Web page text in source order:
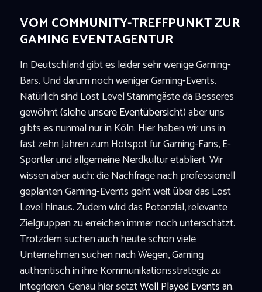
VOM COMMUNITY-TREFFPUNKT ZUR
GAMING EVENTAGENTUR
In Deutschland gibt es leider sehr wenige Gaming-
Bars. Und darum noch weniger Gaming-Events.
Natürlich sind Lost Level Stammgäste da Besseres
gewöhnt (siehe unsere Eventübersicht) aber uns
gibts es nunmal nur in Köln. Hier haben wir uns in
fast zehn Jahrenzum Hotspot für Gaming-Fans, E-
Sportler und allgemeine Nerdkultur etabliert.Wir
wissen aber auch:die Nachfrage nach professionell
geplanten Gaming-Events geht weit über das Lost
Level hinaus. Zudem wird das Potenzial, relevante
Zielgruppen zu erreichen immer noch unterschätzt.
Trotzdem suchen auch heute schon viele
Unternehmen suchen nach Wegen, Gaming
authentisch in ihre Kommunikationsstrategie zu
integrieren. Genau hier setztWell Played Eventsan.